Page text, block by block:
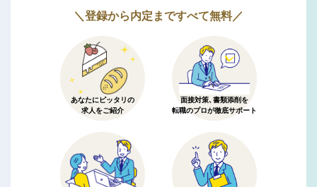
＼登録から内定まですべて無料／
あなたにピッタリの
求人をご紹介
面接対策、書類添削を
転職のプロが徹底サポート